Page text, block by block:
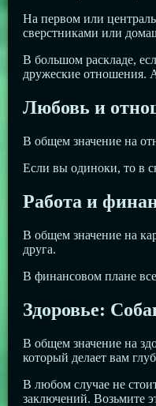
На первом или
сверстниками или
В большом раскладе,
дружеские отношения.
Любовь и
В общем значение на
Если вы одиноки, то в
Работа и
В общем значение на
друга.
В финансовом плане
Здоровье:
В общем значение на
который делает вам
В любом случае не
заключений. Возьмите